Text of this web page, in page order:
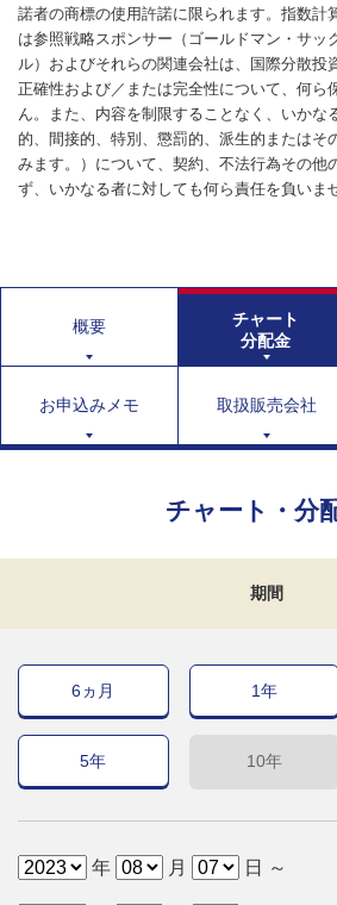
諾者の商標の使用許諾に限られます。指数計
は参照戦略スポンサー（ゴールドマン・サッ
ル）およびそれらの関連会社は、国際分散投
正確性および／または完全性について、何ら
ん。また、内容を制限することなく、いかな
的、間接的、特別、懲罰的、派生的またはそ
みます。）について、契約、不法行為その他
ず、いかなる者に対しても何ら責任を負いま
概要
チャート
分配金
お申込みメモ 取扱販売会社
チャート・分
期間
6ヵ月 1年
5年 10年
年 月 日 ～